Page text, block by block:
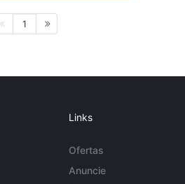
1
Links
Ofertas
Anuncie